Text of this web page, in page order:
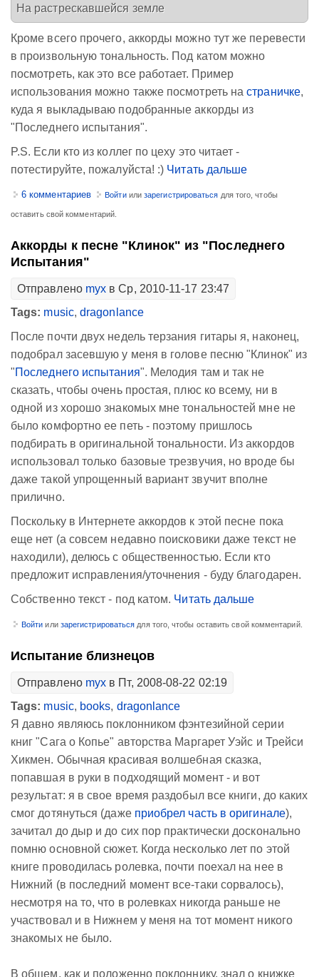
На растрескавшейся земле
Кроме всего прочего, аккорды можно тут же перевести
в произвольную тональность. Под катом можно
посмотреть, как это все работает. Пример
использования можно также посмотреть настраничке,
куда я выкладываю подобранные аккорды из
"Последнего испытания".
P.S. Если кто из коллег по цеху это читает -
потестируйте, пожалуйста! :) Читать дальше
6 комментариев Войтиилизарегистрироваться для того, чтобы
оставить свой комментарий.
Аккорды к песне "Клинок" из "Последнего
Испытания"
Отправлено myx в Ср, 2010-11-17 23:47
Tags: music,dragonlance
После почти двух недель терзания гитары я, наконец,
подобрал засевшую у меня в голове песню "Клинок" из
"Последнего испытания". Мелодия там и так не
сказать, чтобы очень простая, плюс ко всему, ни в
одной из хорошо знакомых мне тональностей мне не
было комфортно ее петь - поэтому пришлось
подбирать в оригинальной тональности. Из аккордов
использовал только базовые трезвучия, но вроде бы
даже такой упрощенный вариант звучит вполне
прилично.
Поскольку в Интернете аккордов к этой песне пока
еще нет (а совсем недавно поисковики даже текст не
находили), делюсь с общественностью. Если кто
предложит исправления/уточнения - буду благодарен.
Собственно текст - под катом. Читать дальше
Войти или зарегистрироваться для того, чтобы оставить свой комментарий.
Испытание близнецов
Отправлено myx в Пт, 2008-08-22 02:19
Tags: music, books, dragonlance
Я давно являюсь поклонником фэнтезийной серии
книг "Сага о Копье" авторства Маргарет Уэйс и Трейси
Хикмен. Обычная красивая волшебная сказка,
попавшая в руки в подходящий момент - и вот
результат: я в свое время раздобыл все книги, до каких
смог дотянуться (даже приобрел часть в оригинале),
зачитал до дыр и до сих пор практически досконально
помню основной сюжет. Когда несколько лет по этой
книге проводилась ролевка, почти поехал на нее в
Нижний (в последний момент все-таки сорвалось),
несмотря на то, что в ролевках никогда раньше не
участвовал и в Нижнем у меня на тот момент никого
знакомых не было.
В общем, как и положенно поклоннику, знал о книжке